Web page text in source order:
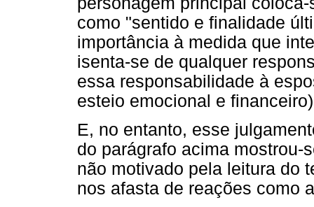
como "sentido e finalidade
importância à medida que
isenta-se de qualquer
essa responsabilidade à
esteio emocional e
E, no entanto, esse
do parágrafo acima
não motivado pela leitura do
nos afasta de reações como